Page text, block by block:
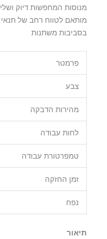
מנוסות המחפשות דיוק
מותאם לטווח רחב של
בסביבות משתנות
פרמטר
צבע
מהירות הדבקה
לחות עבודה
טמפרטורת עבודה
זמן החזקה
נפח
תיאור